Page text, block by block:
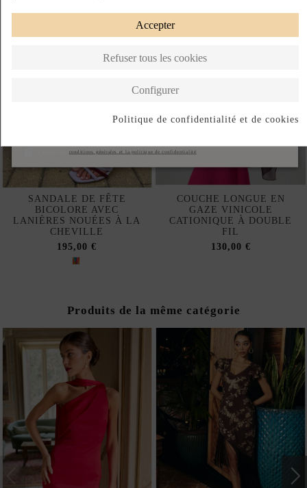
SANDALE DE FÊTE
BICOLORE AVEC
LANIÈRES NOUÉES À LA
CHEVILLE
195,00 €
COUCHE LONGUE EN
GAZE VINICOLE
CATIONIQUE À DOUBLE
FIL
130,00 €
Produits de la même catégorie
conditions générales et la politique de confidentialité
Accepter
Refuser tous les cookies
Configurer
Politique de confidentialité et de cookies